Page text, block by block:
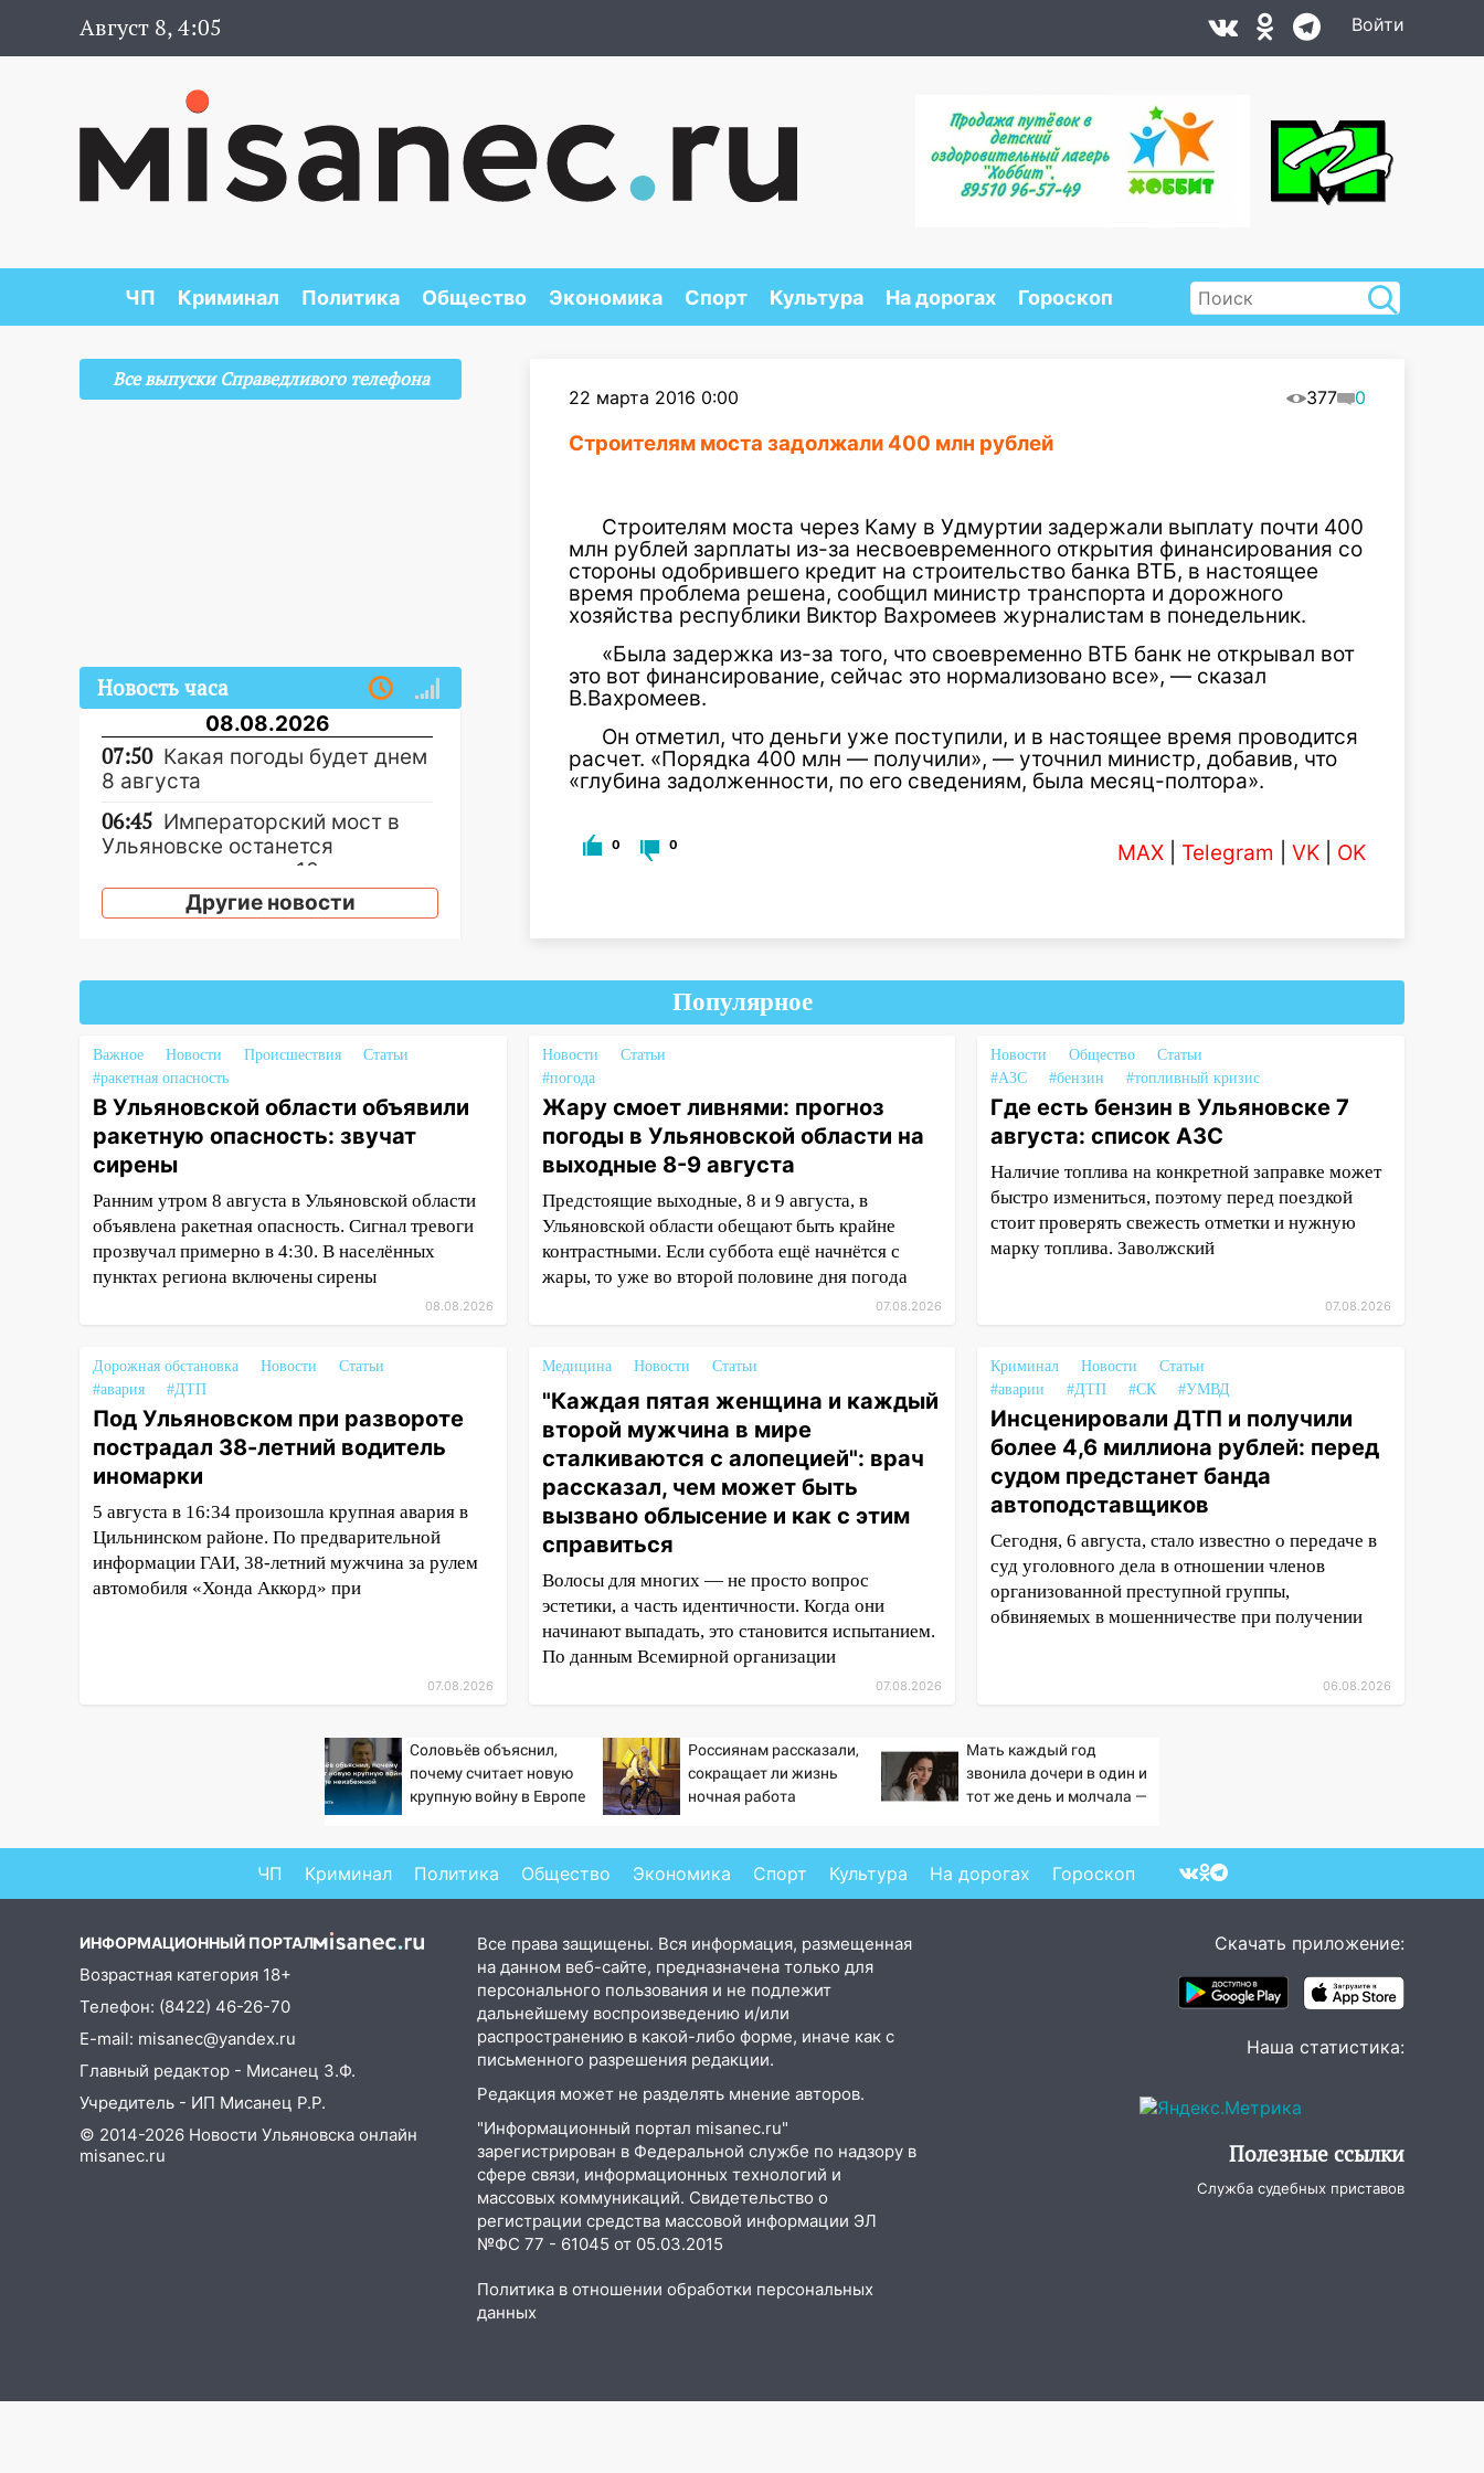
Август 8, 4:05 Войти
ЧП Криминал Политика Общество Экономика Спорт Культура На дорогах Гороскоп
22 марта 2016 0:00 377 0
Строителям моста задолжали 400 млн рублей
Строителям моста через Каму в Удмуртии задержали выплату почти 400
млн рублей зарплаты из-за несвоевременного открытия финансирования со
стороны одобрившего кредит на строительство банка ВТБ, в настоящее
время проблема решена, сообщил министр транспорта и дорожного
хозяйства республики Виктор Вахромеев журналистам в понедельник.
«Была задержка из-за того, что своевременно ВТБ банк не открывал вот
это вот финансирование, сейчас это нормализовано все», — сказал
В.Вахромеев.
Он отметил, что деньги уже поступили, и в настоящее время проводится
расчет. «Порядка 400 млн — получили», — уточнил министр, добавив, что
«глубина задолженности, по его сведениям, была месяц-полтора».
0 0 MAX Telegram VK OK
Все выпуски Справедливого телефона
Новость часа
08.08.2026
07:50 Какая погоды будет днем
8 августа
06:45 Императорский мост в
Ульяновске останется
закрытым до утра 10 августа
05:18 Судьба готовит сюрприз:
ждет неожиданная встреча
04:47 В Ульяновской области
объявили ракетную опасность:
звучат сирены
07.08.2026
20:40 Ульяновские аграрии
смогут купить тракторы с
отсрочкой платежа до декабря
19:34 В следственном
управлении состоялось
торжественное мероприятие,
Федерации
19:30 Ульяновцев приглашают
поддержать «Симбирскую
чебурашку» на фестивале
«ФормАРТ»
18:11 Ульяновская область
стала пилотным регионом
проекта «Культурное
В Чердаклинском районе
ремонтируют дороги, ставят
остановки и проводят новое
В Ульяновске установили
ещё девять бункеров для
покажут матч «Волги» под
открытым небом
16:12 В Ульяновском
госуниверситете разработают
отечественный прибор для
цифровой ПЦР
15:47 Ульяновцы могут
Другие новости
Популярное
Важное Новости Происшествия
Статьи
#ракетная опасность
В Ульяновской области объявили
ракетную опасность: звучат
сирены
Ранним утром 8 августа в Ульяновской области
объявлена ракетная опасность. Сигнал тревоги
прозвучал примерно в 4:30. В населённых
пунктах региона включены сирены
08.08.2026
Новости
Статьи
#погода
Жару смоет ливнями: прогноз
погоды в Ульяновской области на
выходные 8-9 августа
Предстоящие выходные, 8 и 9 августа, в
Ульяновской области обещают быть крайне
контрастными. Если суббота ещё начнётся с
жары, то уже во второй половине дня погода
07.08.2026
Новости Общество
Статьи
#АЗС
#бензин #топливный кризис
Где есть бензин в Ульяновске 7
августа: список АЗС
Наличие топлива на конкретной заправке может
быстро измениться, поэтому перед поездкой
стоит проверять свежесть отметки и нужную
марку топлива. Заволжский
07.08.2026
Дорожная обстановка Новости
Статьи
#авария
#ДТП
Под Ульяновском при развороте
пострадал 38-летний водитель
иномарки
5 августа в 16:34 произошла крупная авария в
Цильнинском районе. По предварительной
информации ГАИ, 38-летний мужчина за рулем
автомобиля «Хонда Аккорд» при
07.08.2026
Медицина Новости Статьи
"Каждая пятая женщина и каждый
второй мужчина в мире
сталкиваются с алопецией": врач
рассказал, чем может быть
вызвано облысение и как с этим
справиться
Волосы для многих — не просто вопрос
эстетики, а часть идентичности. Когда они
начинают выпадать, это становится испытанием.
По данным Всемирной организации
07.08.2026
Криминал Новости
Статьи
#аварии
#ДТП #СК #УМВД
Инсценировали ДТП и получили
более 4,6 миллиона рублей: перед
судом предстанет банда
автоподставщиков
Сегодня, 6 августа, стало известно о передаче в
суд уголовного дела в отношении членов
организованной преступной группы,
обвиняемых в мошенничестве при получении
06.08.2026
Соловьёв объяснил,
почему считает новую
крупную войну в Европе
Россиянам рассказали,
сокращает ли жизнь
ночная работа
Мать каждый год
звонила дочери в один и
тот же день и молчала —
одной семьи
ЧП Криминал Политика Общество Экономика Спорт Культура На дорогах Гороскоп
ИНФОРМАЦИОННЫЙ ПОРТАЛ
Возрастная категория 18+
Телефон: (8422) 46-26-70
E-mail: misanec@yandex.ru
Главный редактор - Мисанец З.Ф.
Учредитель - ИП Мисанец Р.Р.
© 2014-2026 Новости Ульяновска онлайн
misanec.ru
Все права защищены. Вся информация, размещенная
на данном веб-сайте, предназначена только для
персонального пользования и не подлежит
дальнейшему воспроизведению и/или
распространению в какой-либо форме, иначе как с
письменного разрешения редакции.
Редакция может не разделять мнение авторов.
"Информационный портал misanec.ru"
зарегистрирован в Федеральной службе по надзору в
сфере связи, информационных технологий и
массовых коммуникаций. Свидетельство о
регистрации средства массовой информации ЭЛ
№ФС 77 - 61045 от 05.03.2015
Политика в отношении обработки персональных
данных
Скачать приложение:
Наша статистика:
Полезные ссылки
Служба судебных приставов